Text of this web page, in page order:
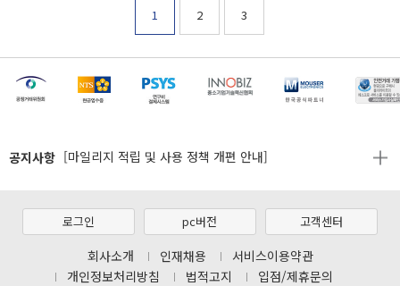
1 2 3
공지사항
[마일리지 적립 및 사용 정책 개편 안내]
[2026년 8월 신용카드 무이자 행사 안내]
[마일리지 적립 및 사용 정책 개편 안내]
제31기 정기주주총회 소집통지서
[마일리지 적립 및 사용 정책 개편 안내]
로그인 pc버전 고객센터
회사소개 인재채용
서비스이용약관
개인정보처리방침
법적고지
입점/제휴문의